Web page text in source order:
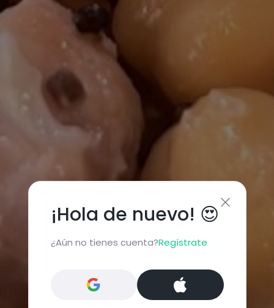
¡Hola de nuevo! 😍
¿Aún no tienes cuenta?Regístrate